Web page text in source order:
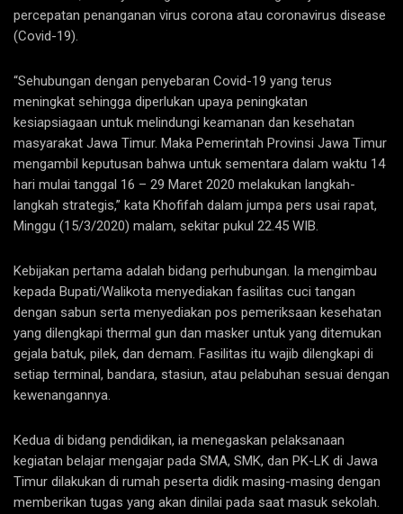
percepatan penanganan virus corona atau coronavirus disease
(Covid-19).
“Sehubungan dengan penyebaran Covid-19 yang terus
meningkat sehingga diperlukan upaya peningkatan
kesiapsiagaan untuk melindungi keamanan dan kesehatan
masyarakat Jawa Timur. Maka Pemerintah Provinsi Jawa Timur
mengambil keputusan bahwa untuk sementara dalam waktu 14
hari mulai tanggal 16 – 29 Maret 2020 melakukan langkah-
langkah strategis,” kata Khofifah dalam jumpa pers usai rapat,
Minggu (15/3/2020) malam, sekitar pukul 22.45 WIB.
Kebijakan pertama adalah bidang perhubungan. Ia mengimbau
kepada Bupati/Walikota menyediakan fasilitas cuci tangan
dengan sabun serta menyediakan pos pemeriksaan kesehatan
yang dilengkapi thermal gun dan masker untuk yang ditemukan
gejala batuk, pilek, dan demam. Fasilitas itu wajib dilengkapi di
setiap terminal, bandara, stasiun, atau pelabuhan sesuai dengan
kewenangannya.
Kedua di bidang pendidikan, ia menegaskan pelaksanaan
kegiatan belajar mengajar pada SMA, SMK, dan PK-LK di Jawa
Timur dilakukan di rumah peserta didik masing-masing dengan
memberikan tugas yang akan dinilai pada saat masuk sekolah.